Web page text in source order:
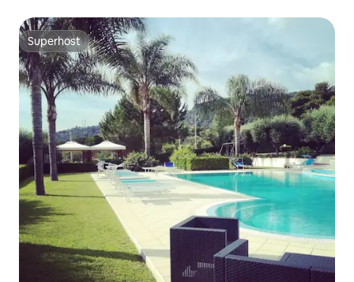
Superhost
Superhost